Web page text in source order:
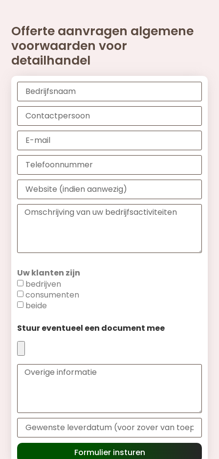
Offerte aanvragen algemene
voorwaarden voor
detailhandel
Uw klanten zijn
bedrijven
consumenten
beide
Stuur eventueel een document mee
Formulier insturen